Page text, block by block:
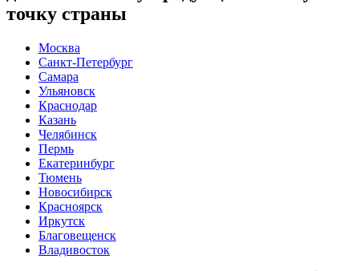
точку страны
Москва
Санкт-Петербург
Самара
Ульяновск
Краснодар
Казань
Челябинск
Пермь
Екатеринбург
Тюмень
Новосибирск
Красноярск
Иркутск
Благовещенск
Владивосток